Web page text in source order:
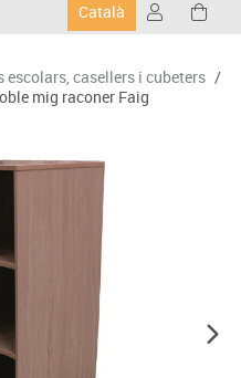
Català
escolars, casellers i cubeters /
mig raconer Faig